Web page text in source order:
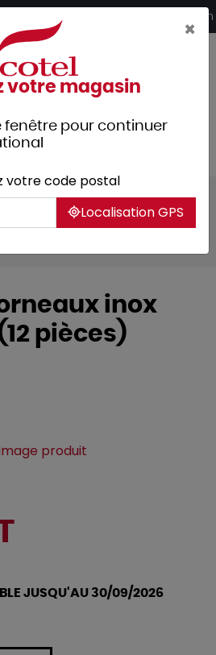
HT d’achat et retrait 2h en magasin
Arts de la table
Condiments
inox
pièces)
JUSQU'AU 30/09/2026
×
votre magasin
fenêtre pour continuer
votre code postal
Localisation GPS
cookies